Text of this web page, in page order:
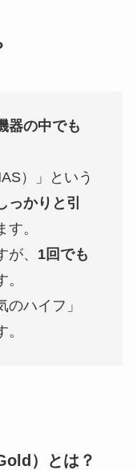
器の中でも
）」という
っかりと引
。
、 1回でも
。
ハイフ」
）とは？